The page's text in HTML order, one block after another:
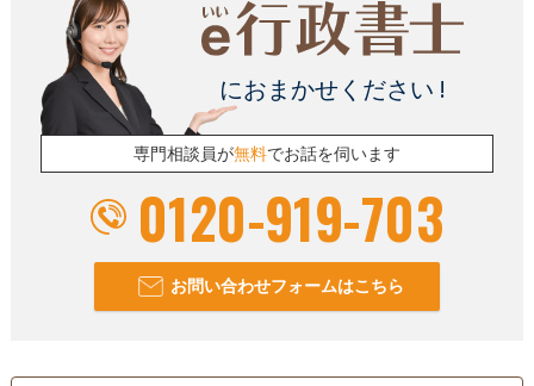
におまかせください !
専門相談員が無料でお話を伺います
0120-919-703
お問い合わせフォームはこちら